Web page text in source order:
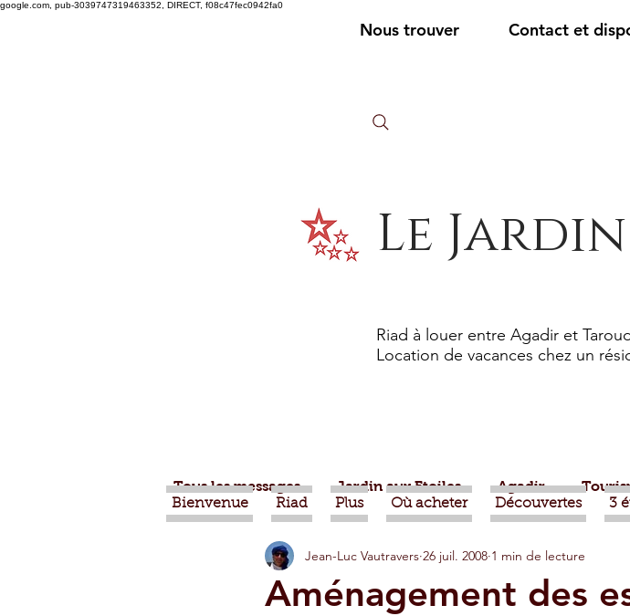
google.com, pub-3039747319463352, DIRECT, f08c47fec0942fa0
Nous trouver Contact et
Le
Riad à louer entre Agadir et
Location de vacances chez un
Bienvenue Riad Plus Où acheter Découvertes 3
Tous les messages Jardin aux Etoiles Agadir
Nature Berbère Politique
Aménagement des
Jean-Luc Vautravers 26 juil. 2008 1 min de lecture